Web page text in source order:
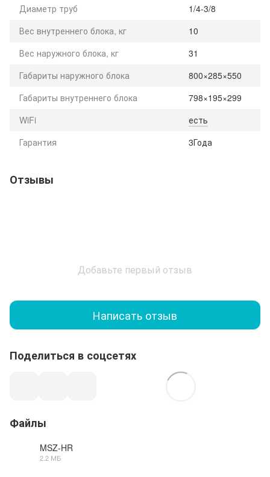
Диаметр труб
1/4-3/8
Вес внутреннего блока, кг
10
Вес наружного блока, кг
31
Габариты наружного блока
800×285×550
Габариты внутреннего блока
798×195×299
WiFi
есть
Гарантия
3Года
Отзывы
Добавьте первый отзыв
Написать отзыв
Поделиться в соцсетях
Файлы
MSZ-HR
2.2 МБ